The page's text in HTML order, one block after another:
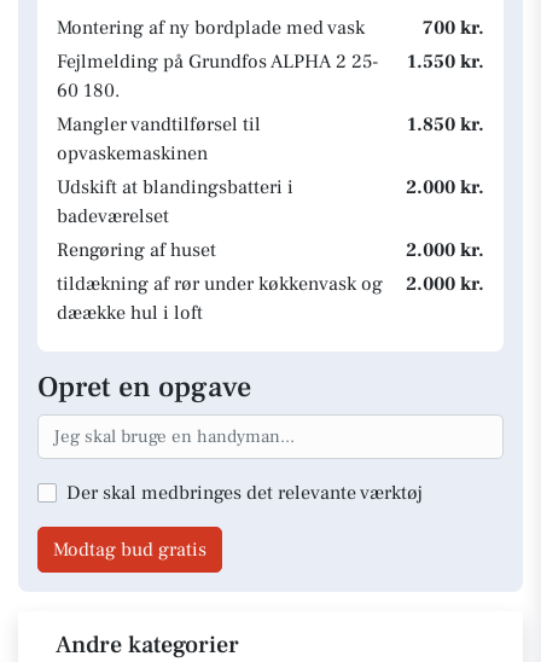
Montering af ny bordplade med vask
700 kr.
Fejlmelding på Grundfos ALPHA 2 25-
60 180.
1.550 kr.
Mangler vandtilførsel til
opvaskemaskinen
1.850 kr.
Udskift at blandingsbatteri i
badeværelset
2.000 kr.
Rengøring af huset
2.000 kr.
tildækning af rør under køkkenvask og
dæække hul i loft
2.000 kr.
Opret en opgave
Der skal medbringes det relevante værktøj
Modtag bud gratis
Andre kategorier